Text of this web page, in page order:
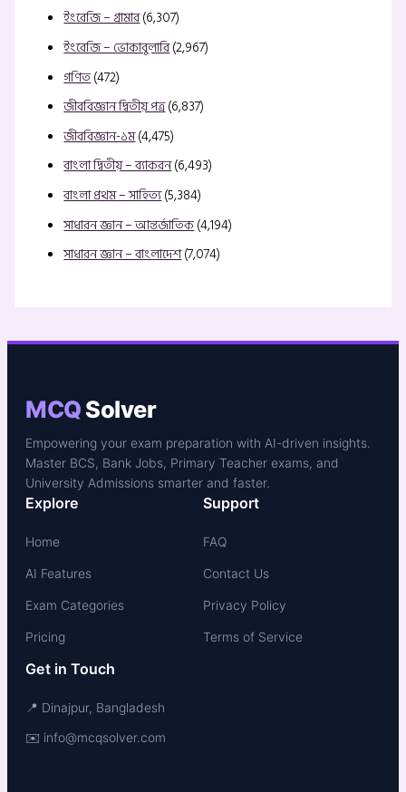
ইংরেজি – গ্রামার(6,307)
ইংরেজি – ভোকাবুলারি(2,967)
গণিত(472)
জীববিজ্ঞান দ্বিতীয় পত্র(6,837)
জীববিজ্ঞান-১ম(4,475)
বাংলা দ্বিতীয় – ব্যাকরন(6,493)
বাংলা প্রথম – সাহিত্য(5,384)
সাধারন জ্ঞান – আন্তর্জাতিক(4,194)
সাধারন জ্ঞান – বাংলাদেশ(7,074)
MCQSolver
Empowering your exam preparation with AI-driven insights.
Master BCS, Bank Jobs, Primary Teacher exams, and
University Admissions smarter and faster.
Explore
Home
AI Features
Exam Categories
Pricing
Support
FAQ
Contact Us
Privacy Policy
Terms of Service
Get in Touch
📍 Dinajpur, Bangladesh
✉️ info@mcqsolver.com